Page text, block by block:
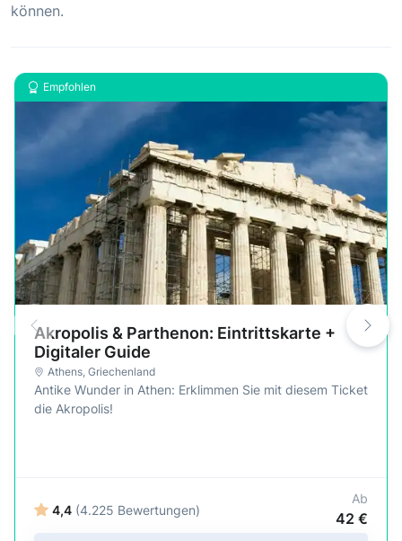
können.
Empfohlen
Akropolis & Parthenon: Eintrittskarte +
Digitaler Guide
Athens, Griechenland
Antike Wunder in Athen: Erklimmen Sie mit diesem Ticket
die Akropolis!
4,4 (4.225 Bewertungen)
Ab
42 €